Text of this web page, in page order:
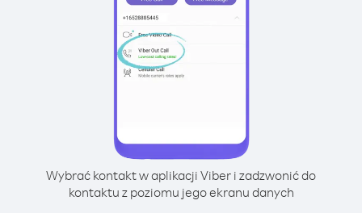
Wybrać kontakt w aplikacji Viber i zadzwonić do
kontaktu z poziomu jego ekranu danych